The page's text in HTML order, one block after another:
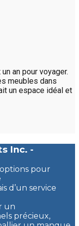
an pour voyager.
meubles dans
un espace idéal et
Inc. -
pour
d’un service
un
précieux,